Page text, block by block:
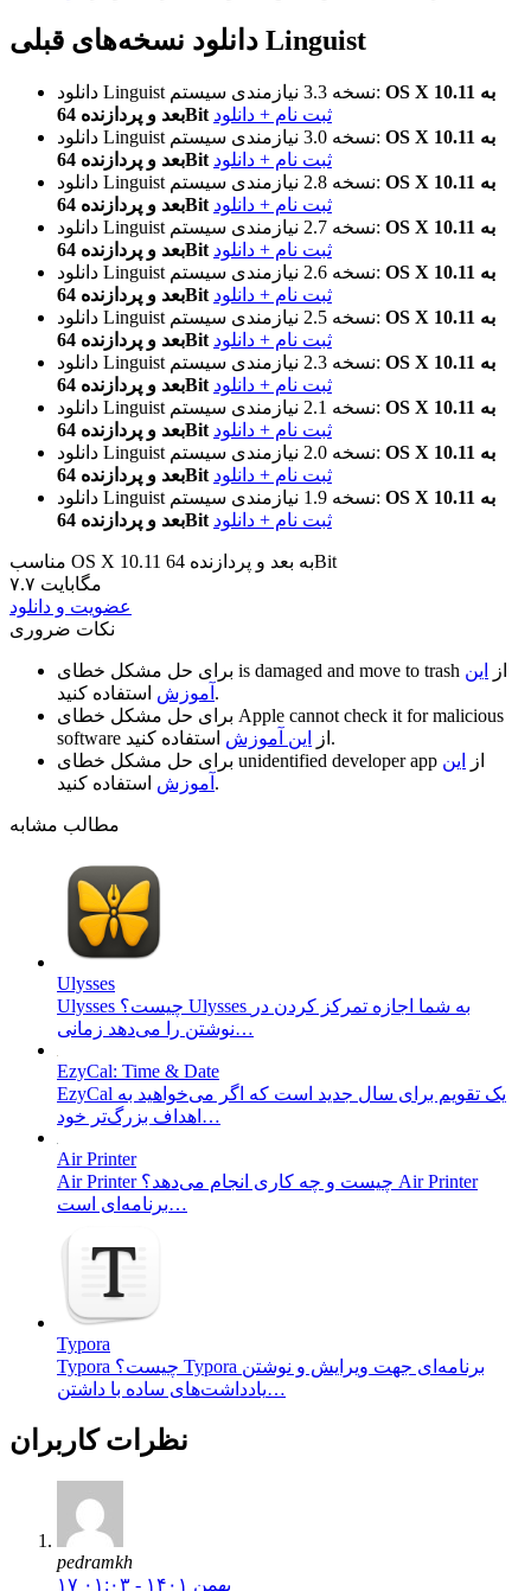
دانلود نسخه‌های قبلی Linguist
دانلود Linguist نسخه 3.3نیازمندی سیستم: OS X 10.11 به
بعد و پردازنده 64Bit ثبت نام + دانلود
دانلود Linguist
نسخه 3.0نیازمندی سیستم: OS X 10.11 به
بعد و پردازنده 64Bit ثبت نام + دانلود
دانلود Linguist
نسخه 2.8نیازمندی سیستم: OS X 10.11 به
بعد و پردازنده 64Bit ثبت نام + دانلود
دانلود Linguist
نسخه 2.7نیازمندی سیستم: OS X 10.11 به
بعد و پردازنده 64Bit ثبت نام + دانلود
دانلود Linguist
نسخه 2.6نیازمندی سیستم: OS X 10.11 به
بعد و پردازنده 64Bit ثبت نام + دانلود
دانلود Linguist
نسخه 2.5نیازمندی سیستم: OS X 10.11 به
بعد و پردازنده 64Bit ثبت نام + دانلود
دانلود Linguist
نسخه 2.3نیازمندی سیستم: OS X 10.11 به
بعد و پردازنده 64Bit ثبت نام + دانلود
دانلود Linguist
نسخه 2.1نیازمندی سیستم: OS X 10.11 به
بعد و پردازنده 64Bit ثبت نام + دانلود
دانلود Linguist
نسخه 2.0نیازمندی سیستم: OS X 10.11 به
بعد و پردازنده 64Bit ثبت نام + دانلود
دانلود Linguist
نسخه 1.9نیازمندی سیستم: OS X 10.11 به
بعد و پردازنده 64Bit ثبت نام + دانلود
مناسب OS X 10.11 به بعد و پردازنده 64Bit
۷.۷ مگابایت
عضویت و دانلود
نکات ضروری
is damaged and move to trash از
این
آموزش استفاده کنید.
Apple cannot check it for malicious
software
از این آموزش
استفاده کنید.
unidentified developer app از
این
آموزش استفاده کنید.
مطالب مشابه
Ulysses
Ulysses چیست؟ Ulysses به شما اجازه تمرکز کردن در
نوشتن را می‌دهد زمانی…
EzyCal: Time & Date
EzyCal یک تقویم برای سال جدید است که اگر می‌خواهید به
اهداف بزرگ‌تر خود…
Air Printer
Air Printer چیست و چه کاری انجام می‌دهد؟ Air Printer
برنامه‌ای است…
Typora
Typora چیست؟ Typora برنامه‌ای جهت ویرایش و نوشتن
یادداشت‌های ساده با داشتن…
نظرات کاربران
pedramkh
۱۷ بهمن ۱۴۰۱ - ۰۱:۰۳